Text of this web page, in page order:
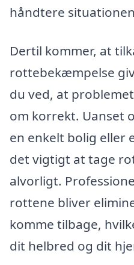
håndtere
Dertil kommer, at
rottebekæmpelse
du ved, at
om korrekt. Uanset
en enkelt bolig eller
det vigtigt at tage
alvorligt.
rottene bliver
komme tilbage,
dit helbred og dit